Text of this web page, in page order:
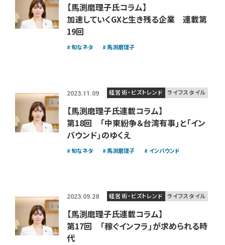
【馬渕磨理子氏コラム】
加速していくGXと生き残る企業 連載第
19回
旬なネタ 馬渕磨理子
2023.11.09 経営術・ビズトレンド ライフスタイル
【馬渕磨理子氏連載コラム】
第18回 「中東紛争＆台湾有事」と「イン
バウンド」のゆくえ
旬なネタ 馬渕磨理子 インバウンド
2023.09.28 経営術・ビズトレンド ライフスタイル
【馬渕磨理子氏連載コラム】
第17回 「稼ぐインフラ」が求められる時
代